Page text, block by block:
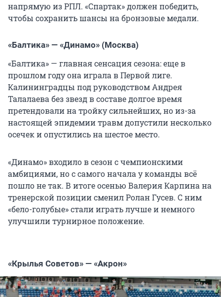
напрямую из РПЛ. «Спартак» должен победить,
чтобы сохранить шансы на бронзовые медали.
«Балтика» — «Динамо» (Москва)
«Балтика» — главная сенсация сезона: еще в
прошлом году она играла в Первой лиге.
Калининградцы под руководством Андрея
Талалаева без звезд в составе долгое время
претендовали на тройку сильнейших, но из-за
настоящей эпидемии травм допустили несколько
осечек и опустились на шестое место.
«Динамо» входило в сезон с чемпионскими
амбициями, но с самого начала у команды всё
пошло не так. В итоге осенью Валерия Карпина на
тренерской позиции сменил Ролан Гусев. С ним
«бело-голубые» стали играть лучше и немного
улучшили турнирное положение.
«Крылья Советов» — «Акрон»